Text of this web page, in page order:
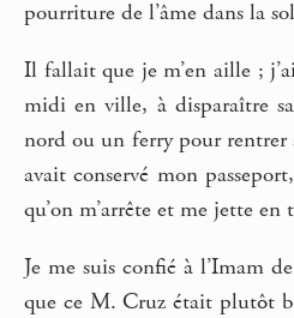
pourriture de l’âme dans la
Il fallait que je m’en aille ;
midi en ville, à disparaître
nord ou un ferry pour rentrer
avait conservé mon
qu’on m’arrête et me jette en
Je me suis confié à l’Imam
que ce M. Cruz était plutôt